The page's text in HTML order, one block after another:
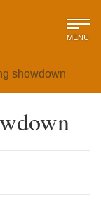
MENU
showdown